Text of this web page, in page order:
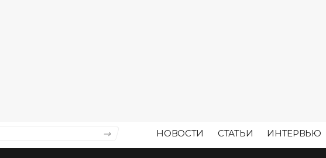
НОВОСТИ СТАТЬИ ИНТЕРВЬЮ